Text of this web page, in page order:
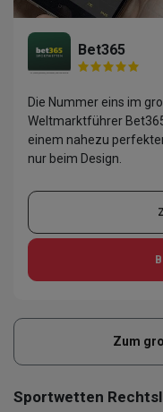
Bet365
Die Nummer eins im
Weltmarktführer
einem nahezu
nur beim Design.
Zum
Sportwetten